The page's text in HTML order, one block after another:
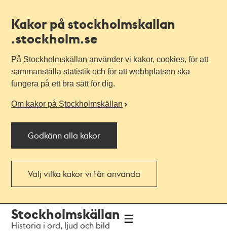
Kakor på stockholmskallan
.stockholm.se
På Stockholmskällan använder vi kakor, cookies, för att
sammanställa statistik och för att webbplatsen ska
fungera på ett bra sätt för dig.
Om kakor på Stockholmskällan
Godkänn alla kakor
Välj vilka kakor vi får använda
navigationen
huvudinnehållet
Stockholmskällan
Historia i ord, ljud och bild